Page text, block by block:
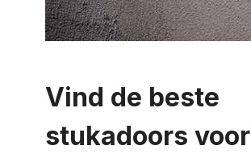
Vind de beste
stukadoors voor